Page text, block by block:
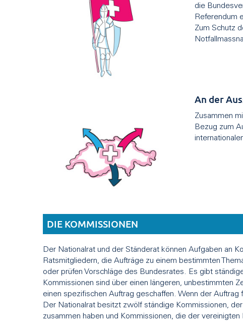
die
Referendum
Zum Schutz
An der
Zusammen
Bezug zum
DIE KOMMISSIONEN
Der Nationalrat und der Ständerat können Aufgaben an
Ratsmitgliedern, die Aufträge zu einem bestimmten
oder prüfen Vorschläge des Bundesrates. Es gibt
Kommissionen sind über einen längeren, unbestimmten
einen spezifischen Auftrag geschaffen. Wenn der
Der Nationalrat besitzt zwölf ständige Kommissionen,
zusammen haben und Kommissionen, die der